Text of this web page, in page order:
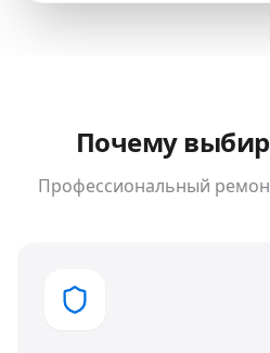
Почему
Профессиональный